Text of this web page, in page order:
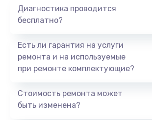
Диагностика проводится
бесплатно?
Есть ли гарантия на услуги
ремонта и на используемые
при ремонте комплектующие?
Стоимость ремонта может
быть изменена?